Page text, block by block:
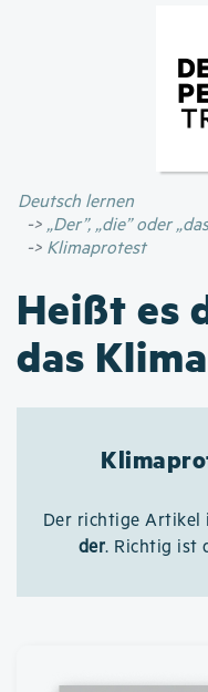
Deutsch lernen
„Der”, „die” oder
Klimaprotest
Heißt es
das
Der richtige Artikel
der. Richtig ist